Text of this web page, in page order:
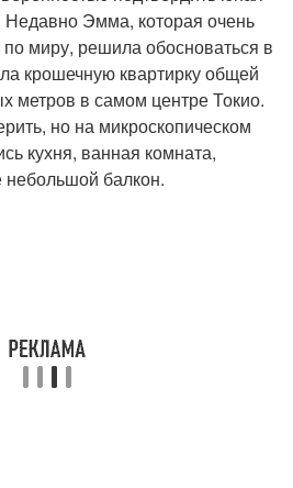
Недавно Эмма, которая очень
миру, решила обосноваться в
крошечную квартирку общей
метров в самом центре Токио.
но на микроскопическом
кухня, ванная комната,
балкон.